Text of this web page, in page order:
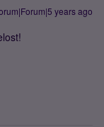
years ago